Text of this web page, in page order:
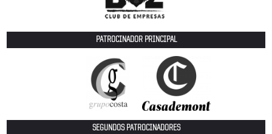
PATROCINADOR PRINCIPAL
SEGUNDOS PATROCINADORES